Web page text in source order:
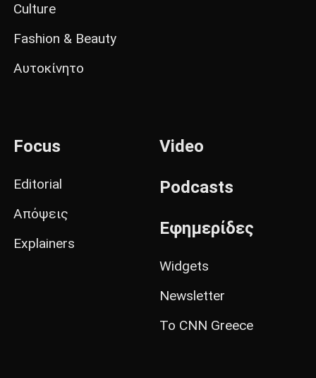
Culture
Fashion & Beauty
Αυτοκίνητο
Focus
Editorial
Απόψεις
Explainers
Video
Podcasts
Εφημερίδες
Widgets
Newsletter
Το CNN Greece